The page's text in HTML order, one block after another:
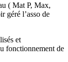
( Mat P, Max,
géré l’asso de
et
fonctionnement de